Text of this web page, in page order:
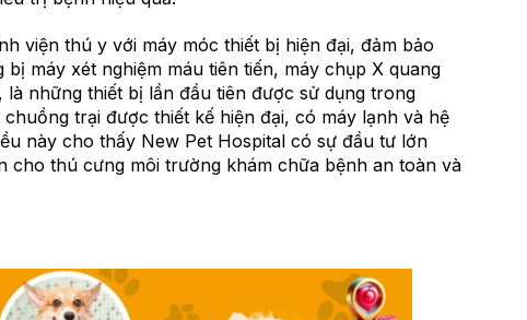
viện thú y với máy móc thiết bị hiện đại, đảm bảo
máy xét nghiệm máu tiên tiến, máy chụp X quang
những thiết bị lần đầu tiên được sử dụng trong
trại được thiết kế hiện đại, có máy lạnh và hệ
này cho thấy New Pet Hospital có sự đầu tư lớn
cho thú cưng môi trường khám chữa bệnh an toàn và